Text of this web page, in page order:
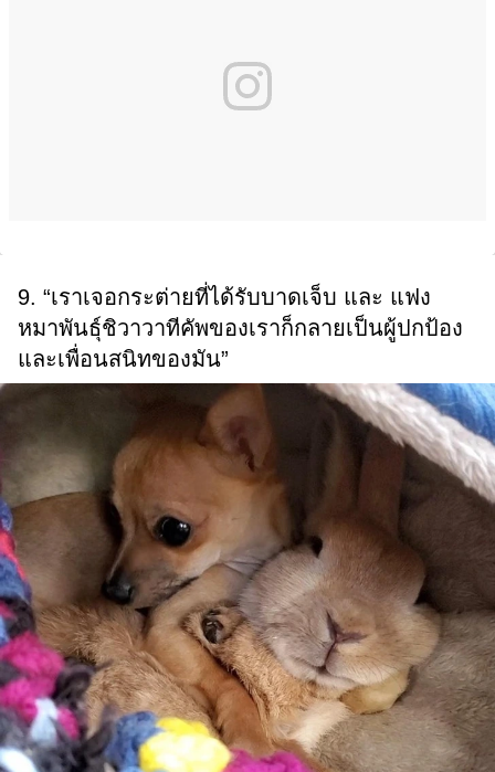
9. “เราเจอกระต่ายที่ได้รับบาดเจ็บ และ แฟง
หมาพันธุ์ชิวาวาทีคัพของเราก็กลายเป็นผู้ปกป้อง
และเพื่อนสนิทของมัน”